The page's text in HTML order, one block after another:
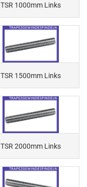
TSR 1000mm Links
TSR 1500mm Links
TSR 2000mm Links